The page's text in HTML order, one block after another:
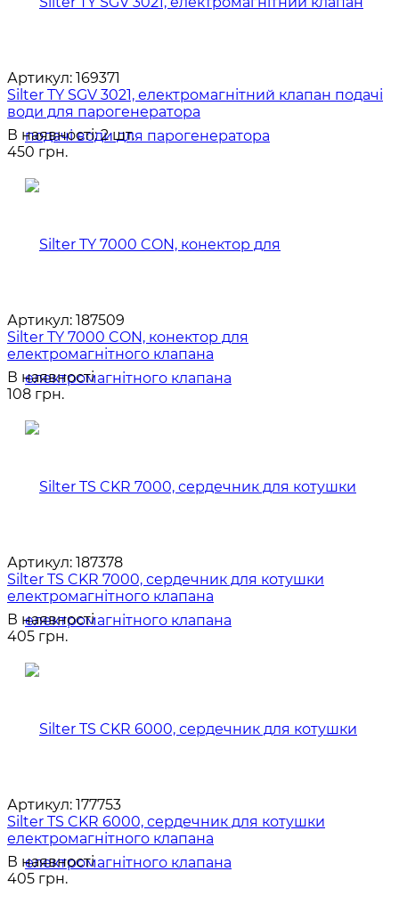
Артикул: 169371
Silter TY SGV 3021, електромагнітний клапан подачі
води для парогенератора
В наявності: 2 шт.
450 грн.
Артикул: 187509
Silter TY 7000 CON, конектор для
електромагнітного клапана
В наявності
108 грн.
Артикул: 187378
Silter TS CKR 7000, сердечник для котушки
електромагнітного клапана
В наявності
405 грн.
Артикул: 177753
Silter TS CKR 6000, сердечник для котушки
електромагнітного клапана
В наявності
405 грн.